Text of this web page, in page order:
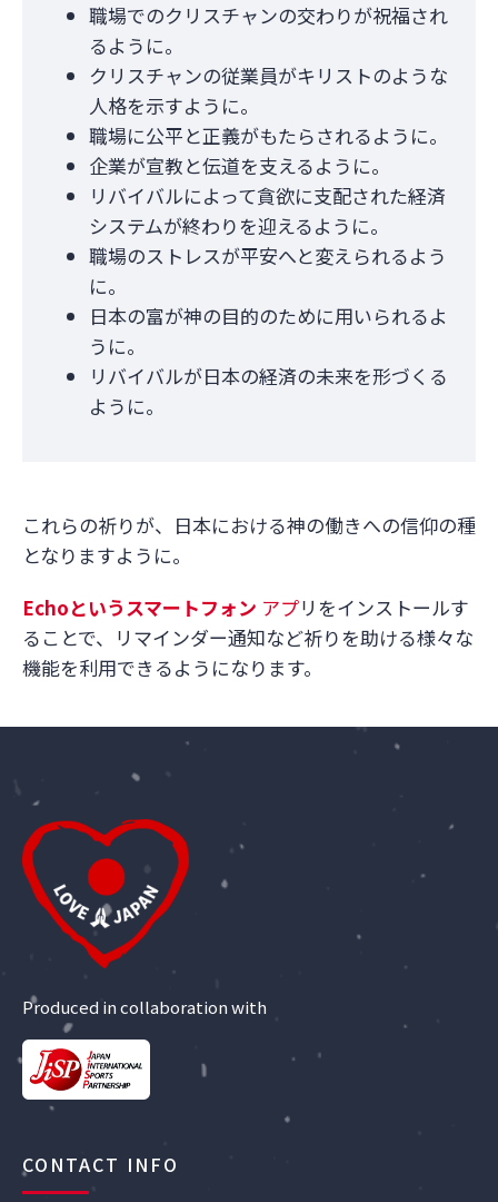
職場でのクリスチャンの交わりが祝福され
るように。
クリスチャンの従業員がキリストのような
人格を示すように。
職場に公平と正義がもたらされるように。
企業が宣教と伝道を支えるように。
リバイバルによって貪欲に支配された経済
システムが終わりを迎えるように。
職場のストレスが平安へと変えられるよう
に。
日本の富が神の目的のために用いられるよ
うに。
リバイバルが日本の経済の未来を形づくる
ように。
これらの祈りが、日本における神の働きへの信仰の種
となりますように。
Echoというスマートフォン アプリをインストールす
ることで、リマインダー通知など祈りを助ける様々な
機能を利用できるようになります。
Produced in collaboration with
CONTACT INFO